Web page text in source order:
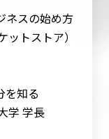
ネスの始め方
トストア）
を知る
学 学長